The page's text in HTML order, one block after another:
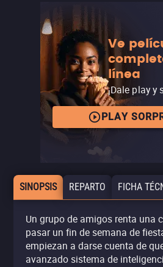
Ve
línea
¡Dale play y
PLAY
SINOPSIS REPARTO FICHA
Un grupo de amigos renta una
pasar un fin de semana de
empiezan a darse cuenta de
avanzado sistema de